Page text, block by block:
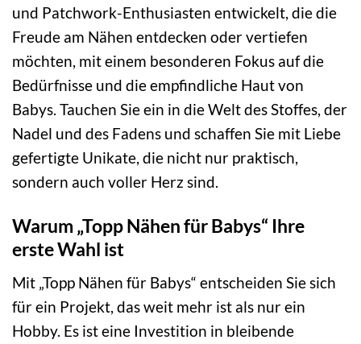
und Patchwork-Enthusiasten entwickelt, die die
Freude am Nähen entdecken oder vertiefen
möchten, mit einem besonderen Fokus auf die
Bedürfnisse und die empfindliche Haut von
Babys. Tauchen Sie ein in die Welt des Stoffes, der
Nadel und des Fadens und schaffen Sie mit Liebe
gefertigte Unikate, die nicht nur praktisch,
sondern auch voller Herz sind.
Warum „Topp Nähen für Babys“ Ihre
erste Wahl ist
Mit „Topp Nähen für Babys“ entscheiden Sie sich
für ein Projekt, das weit mehr ist als nur ein
Hobby. Es ist eine Investition in bleibende